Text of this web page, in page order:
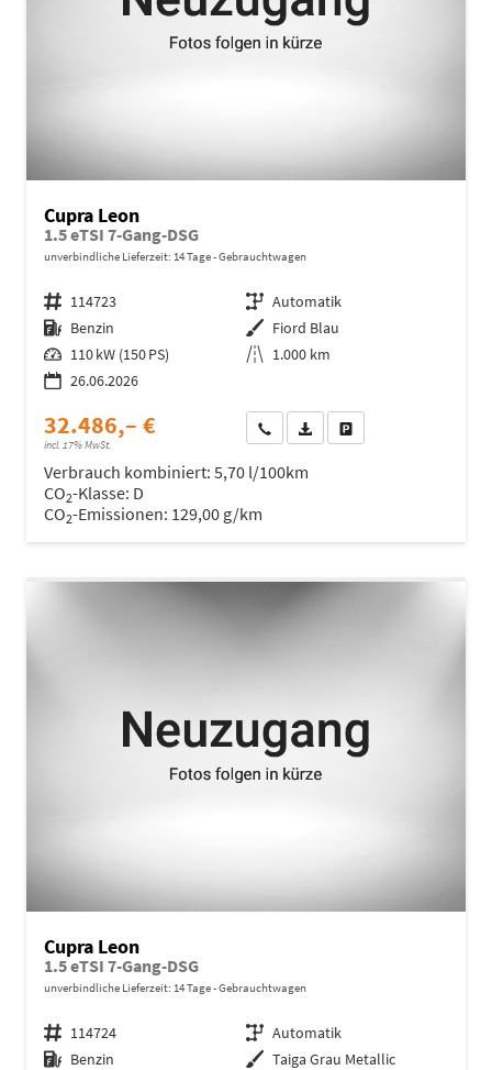
Cupra Leon
1.5 eTSI 7-Gang-DSG
unverbindliche Lieferzeit: 14 Tage Gebrauchtwagen
Fahrzeugnr. 114723 Getriebe Automatik
Kraftstoff Benzin Außenfarbe Fiord Blau
Leistung 110 kW (150 PS) Kilometerstand 1.000 km
26.06.2026
32.486,– €
incl. 17% MwSt.
Wir rufen Sie anFahrzeugexposé (PDF)
Verbrauch kombiniert: 5,70 l/100km
CO2-Klasse: D
CO2-Emissionen: 129,00 g/km
Cupra Leon
1.5 eTSI 7-Gang-DSG
unverbindliche Lieferzeit: 14 Tage Gebrauchtwagen
Fahrzeugnr. 114724 Getriebe Automatik
Kraftstoff Benzin Außenfarbe Taiga Grau Metallic